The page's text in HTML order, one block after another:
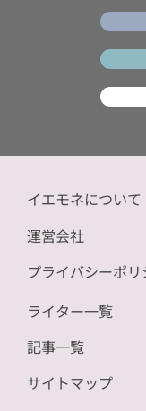
イエモネについて
運営会社
プライバシーポリ
ライター一覧
記事一覧
サイトマップ